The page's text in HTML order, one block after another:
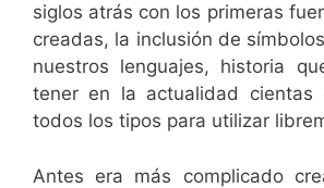
siglos atrás con los primeras
creadas, la inclusión de
nuestros lenguajes, historia
tener en la actualidad cientas
todos los tipos para utilizar
Antes era más complicado